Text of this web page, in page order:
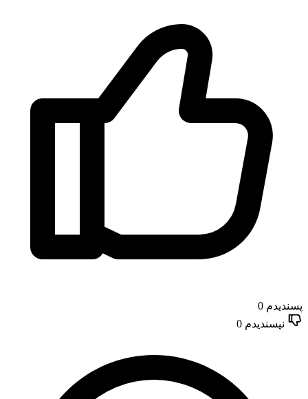
پسندیدم 0
نپسندیدم 0